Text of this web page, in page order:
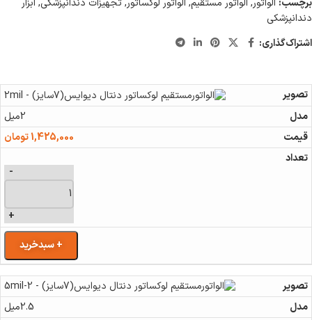
برچسب: الواتور, الواتور مستقیم, الواتور لوکساتور,تجهیزات دندانپزشکی, ابزار
دندانپزشکی
اشتراک‌گذاری:
2میل
1,425,000تومان
-
+
+ سبدخرید
2.5میل